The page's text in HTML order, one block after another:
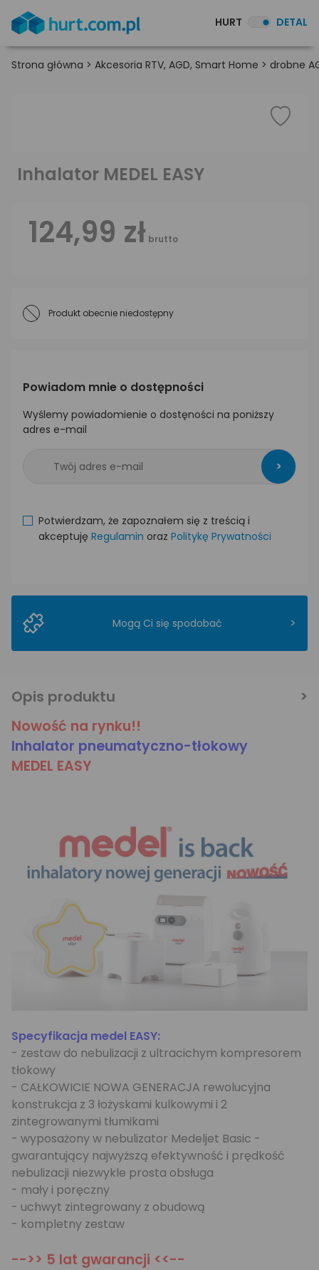
HURT DETAL
Strona główna > Akcesoria RTV, AGD, Smart Home > drobne
Inhalator MEDEL EASY
124,99 zł brutto
Produkt obecnie niedostępny
Powiadom mnie o dostępności
Wyślemy powiadomienie o dostęności na poniższy
adres e-mail
>
Potwierdzam, że zapoznałem się z treścią i
akceptuję Regulamin oraz Politykę Prywatności
Mogą Ci się spodobać >
Opis produktu
Nowość na rynku!!
Inhalator pneumatyczno-tłokowy
MEDEL EASY
Specyfikacja medel EASY:
- zestaw do nebulizacji z ultracichym kompresorem
tłokowy
- CAŁKOWICIE NOWA GENERACJA rewolucyjna
konstrukcja z 3 łożyskami kulkowymi i 2
zintegrowanymi tłumikami
- wyposażony w nebulizator Medeljet Basic -
gwarantujący najwyższą efektywność i prędkość
nebulizacji niezwykle prosta obsługa
- mały i poręczny
- uchwyt zintegrowany z obudową
- kompletny zestaw
-->> 5 lat gwarancji <<--